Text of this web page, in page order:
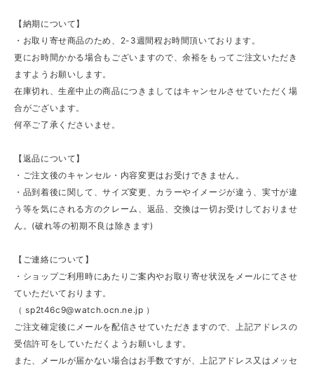
【納期について】
・お取り寄せ商品のため、2-3週間程お時間頂いております。
更にお時間かかる場合もございますので、余裕をもってご注文いただき
ますようお願いします。
在庫切れ、生産中止の商品につきましてはキャンセルさせていただく場
合がございます。
何卒ご了承くださいませ。
【返品について】
・ご注文後のキャンセル・内容変更はお受けできません。
・品到着後に関して、サイズ変更、カラーやイメージが違う、実寸が違
う等を気にされる方のクレーム、返品、交換は一切お受けしておりませ
ん。(破れ等の初期不良は除きます)
【ご連絡について】
・ショップご利用時にあたりご案内やお取り寄せ状況をメールにてさせ
ていただいております。
（sp2t46c9@watch.ocn.ne.jp ）
ご注文確定後にメールを配信させていただきますので、上記アドレスの
受信許可をしていただくようお願いします。
また、メールが届かない場合はお手数ですが、上記アドレス又はメッセ